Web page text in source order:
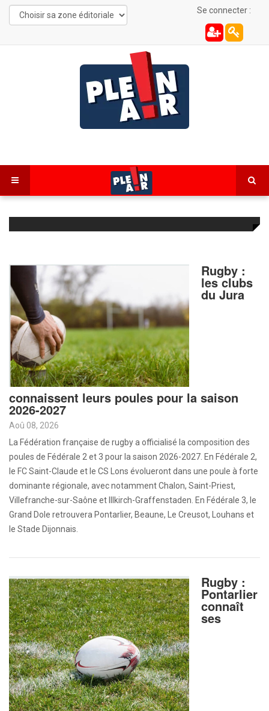
Se connecter :
Rugby :
les clubs
du Jura
connaissent leurs poules pour la saison
2026-2027
Aoû 08, 2026
La Fédération française de rugby a officialisé la composition des
poules de Fédérale 2 et 3 pour la saison 2026-2027. En Fédérale 2,
le FC Saint-Claude et le CS Lons évolueront dans une poule à forte
dominante régionale, avec notamment Chalon, Saint-Priest,
Villefranche-sur-Saône et Illkirch-Graffenstaden. En Fédérale 3, le
Grand Dole retrouvera Pontarlier, Beaune, Le Creusot, Louhans et
le Stade Dijonnais.
Rugby :
Pontarlier
connaît
ses